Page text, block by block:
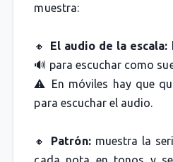
muestra:
🔸 El audio de la escala:
🔊 para escuchar como
⚠️ En móviles hay que
para escuchar el audio.
🔸 Patrón:muestra la